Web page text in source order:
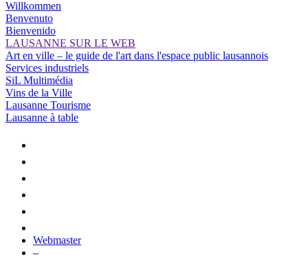
Willkommen
Benvenuto
Bienvenido
LAUSANNE SUR LE WEB
Art en ville – le guide de l'art dans l'espace public lausannois
Services industriels
SiL Multimédia
Vins de la Ville
Lausanne Tourisme
Lausanne à table
Webmaster
–